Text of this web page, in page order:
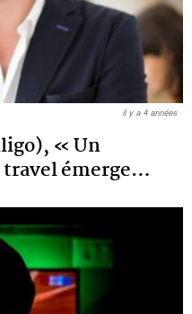
« Un
émerge…
il y a 4 années